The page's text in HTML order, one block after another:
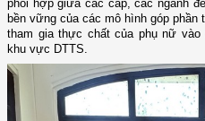
phối hợp giữa các cấp, các ngành
bền vững của các mô hình góp
tham gia thực chất của phụ nữ
khu vực DTTS.